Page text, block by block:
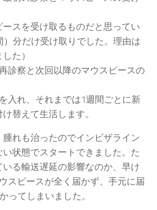
スを受け取るものだと思ってい
）分だけ受け取りでした。理由は
た）
診察と次回以降のマウスピースの
入れ、それまでは1週間ごとに新
替えて生活します。
れも治ったのでインビザライン
状態でスタートできました。た
る輸送遅延の影響なのか、早け
スピースが全く届かず、手元に届
ってしまいました。